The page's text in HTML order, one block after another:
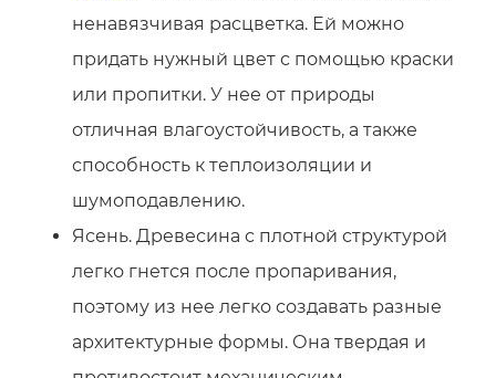
ненавязчивая расцветка. Ей можно
придать нужный цвет с помощью краски
или пропитки. У нее от природы
отличная влагоустойчивость, а также
способность к теплоизоляции и
шумоподавлению.
Ясень. Древесина с плотной структурой
легко гнется после пропаривания,
поэтому из нее легко создавать разные
архитектурные формы. Она твердая и